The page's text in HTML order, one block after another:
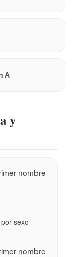
A
y
nombre
nombre